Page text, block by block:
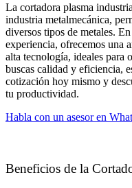
La cortadora plasma
industria metalmecánica,
diversos tipos de metales.
experiencia, ofrecemos una
alta tecnología, ideales para
buscas calidad y eficiencia,
cotización hoy mismo y
tu productividad.
Habla con un asesor en
Beneficios de la